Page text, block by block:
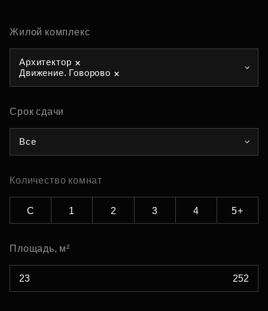
Жилой комплекс
Архитектор
Движение. Говорово
Срок сдачи
Все
Количество комнат
С 1 2 3 4 5+
Площадь, м²